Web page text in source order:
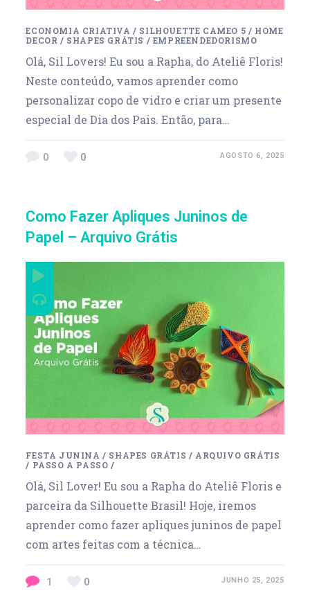
ECONOMIA CRIATIVA / SILHOUETTE CAMEO 5 / HOME
DECOR / SHAPES GRÁTIS / EMPREENDEDORISMO
Olá, Sil Lovers! Eu sou a Rapha, do Ateliê Floris!
Neste conteúdo, vamos aprender como
personalizar copo de vidro e criar um presente
especial de Dia dos Pais. Então, para…
0 0 AGOSTO 6, 2025
Como Fazer Apliques Juninos de
Papel – Arquivo Grátis
FESTA JUNINA / SHAPES GRÁTIS / ARQUIVO GRÁTIS
/ PASSO A PASSO /
Olá, Sil Lover! Eu sou a Rapha do Ateliê Floris e
parceira da Silhouette Brasil! Hoje, iremos
aprender como fazer apliques juninos de papel
com artes feitas com a técnica…
1 0 JUNHO 25, 2025